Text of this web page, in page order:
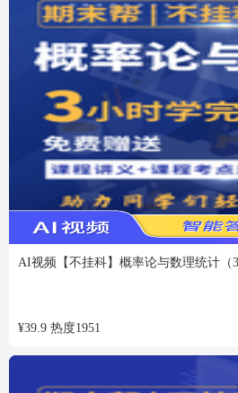
AI视频 【不挂科】概率论与数理统计
¥39.9 热度1951